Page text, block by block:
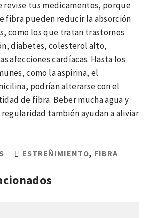
revise tus medicamentos, porque
fibra pueden reducir la absorción
como los que tratan trastornos
diabetes, colesterol alto,
afecciones cardíacas. Hasta los
como la aspirina, el
podrían alterarse con el
de fibra. Beber mucha agua y
también ayudan a aliviar
ESTREÑIMIENTO, FIBRA